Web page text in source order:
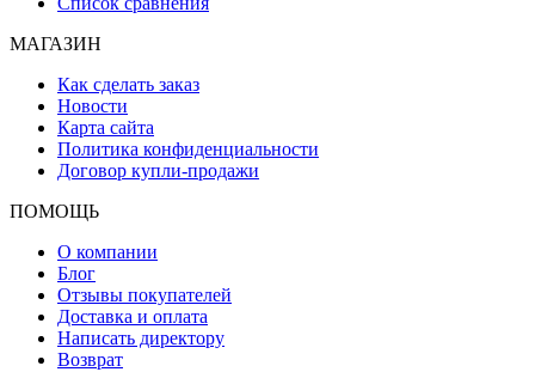
МАГАЗИН
Как сделать заказ
Новости
Карта сайта
Политика конфиденциальности
Договор купли-продажи
ПОМОЩЬ
О компании
Блог
Отзывы покупателей
Доставка и оплата
Написать директору
Возврат